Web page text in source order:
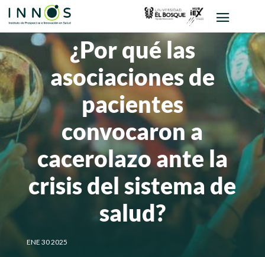
¿Por qué las
asociaciones de
pacientes
convocaron a
cacerolazo ante la
crisis del sistema de
salud?
ENE 30 2025